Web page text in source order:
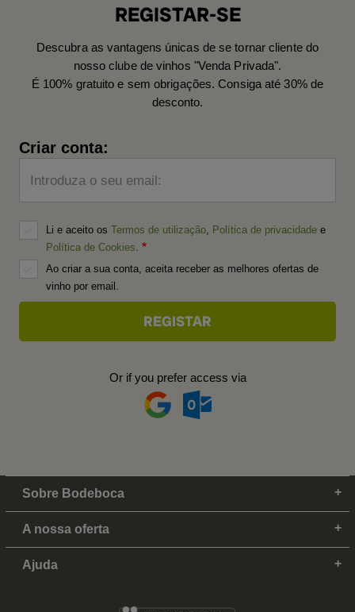
REGISTAR-SE
Descubra as vantagens únicas de se tornar cliente do
nosso clube de vinhos "Venda Privada".
É 100% gratuito e sem obrigações. Consiga até 30% de
desconto.
Criar conta:
Introduza o seu email:
Li e aceito os Termos de utilização Política de privacidade e
Política de Cookies
Ao criar a sua conta, aceita receber as melhores ofertas de
vinho por email.
Or if you prefer access via
Sobre Bodeboca
A nossa oferta
Ajuda